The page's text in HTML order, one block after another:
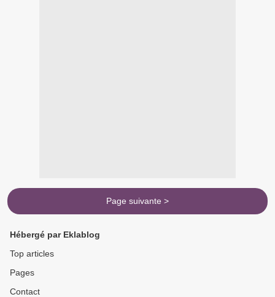
Page suivante >
Hébergé par Eklablog
Top articles
Pages
Contact